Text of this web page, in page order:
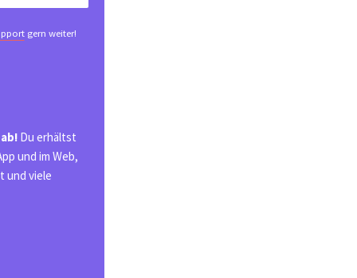
gern weiter!
Du erhältst
und im Web,
und viele